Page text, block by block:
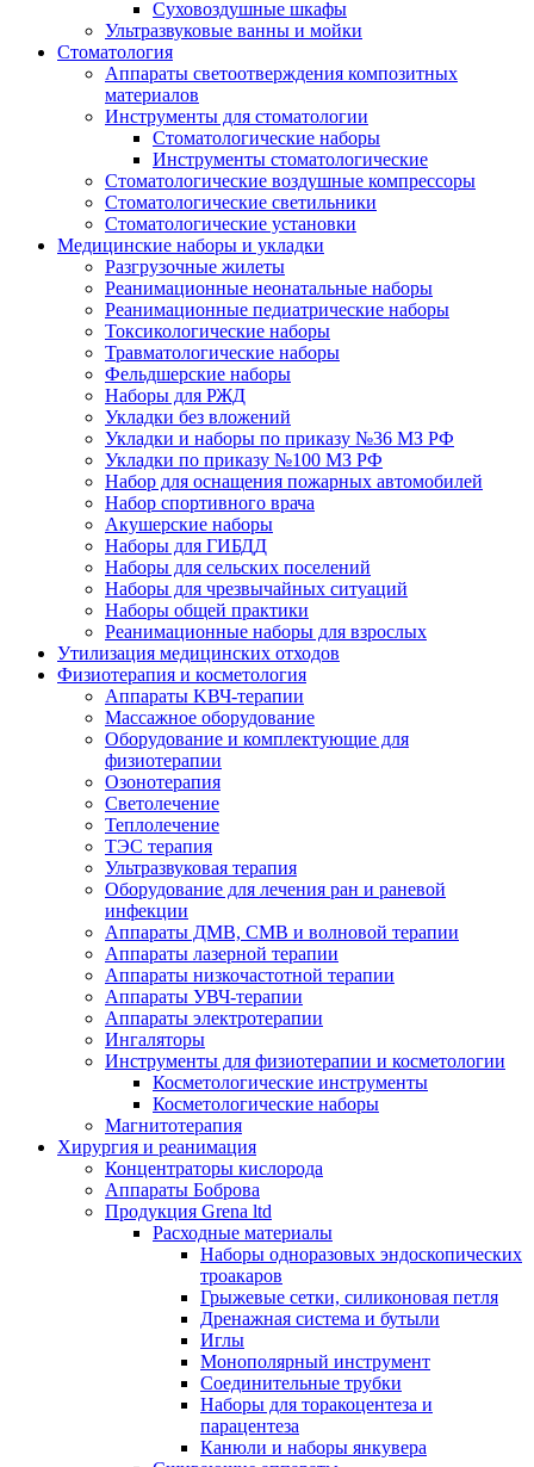
Суховоздушные шкафы
Ультразвуковые ванны и мойки
Стоматология
Аппараты светоотверждения композитных
материалов
Инструменты для стоматологии
Стоматологические наборы
Инструменты стоматологические
Стоматологические воздушные компрессоры
Стоматологические светильники
Стоматологические установки
Медицинские наборы и укладки
Разгрузочные жилеты
Реанимационные неонатальные наборы
Реанимационные педиатрические наборы
Токсикологические наборы
Травматологические наборы
Фельдшерские наборы
Наборы для РЖД
Укладки без вложений
Укладки и наборы по приказу №36 МЗ РФ
Укладки по приказу №100 МЗ РФ
Набор для оснащения пожарных автомобилей
Набор спортивного врача
Акушерские наборы
Наборы для ГИБДД
Наборы для сельских поселений
Наборы для чрезвычайных ситуаций
Наборы общей практики
Реанимационные наборы для взрослых
Утилизация медицинских отходов
Физиотерапия и косметология
Аппараты KВЧ-терапии
Массажное оборудование
Оборудование и комплектующие для
физиотерапии
Озонотерапия
Светолечение
Теплолечение
ТЭС терапия
Ультразвуковая терапия
Оборудование для лечения ран и раневой
инфекции
Аппараты ДМВ, СМВ и волновой терапии
Аппараты лазерной терапии
Аппараты низкочастотной терапии
Аппараты УВЧ-терапии
Аппараты электротерапии
Ингаляторы
Инструменты для физиотерапии и косметологии
Косметологические инструменты
Косметологические наборы
Магнитотерапия
Хирургия и реанимация
Концентраторы кислорода
Аппараты Боброва
Продукция Grena ltd
Расходные материалы
Наборы одноразовых эндоскопических
троакаров
Грыжевые сетки, силиконовая петля
Дренажная система и бутыли
Иглы
Монополярный инструмент
Соединительные трубки
Наборы для торакоцентеза и
парацентеза
Канюли и наборы янкувера